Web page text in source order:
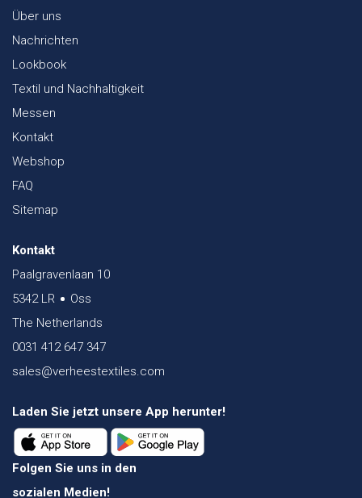
Über uns
Nachrichten
Lookbook
Textil und Nachhaltigkeit
Messen
Kontakt
Webshop
FAQ
Sitemap
Kontakt
Paalgravenlaan 10
5342 LR
Oss
The Netherlands
0031 412 647 347
sales@verheestextiles.com
Laden Sie jetzt unsere App herunter!
Folgen Sie uns in den
sozialen Medien!